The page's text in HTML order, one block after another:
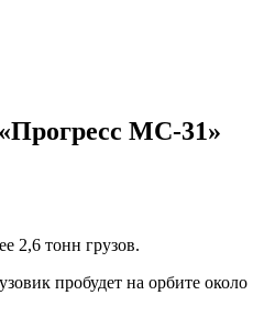
МС-31»
2,6 тонн грузов.
пробудет на орбите около